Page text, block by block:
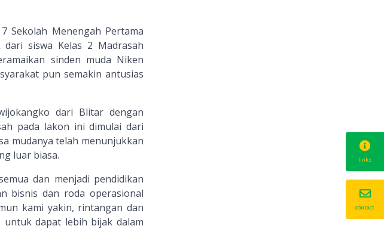
Sekolah Menengah Pertama
siswa Kelas 2 Madrasah
sinden muda Niken
pun semakin antusias
dari Blitar dengan
pada lakon ini dimulai dari
mudanya telah menunjukkan
luar biasa.
dan menjadi pendidikan
bisnis dan roda operasional
kami yakin, rintangan dan
dapat lebih bijak dalam
links
contact